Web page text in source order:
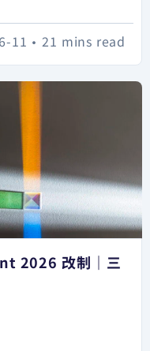
21 mins read
•
11
2026 改制｜三